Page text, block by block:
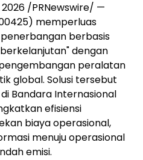
2026 /PRNewswire/ —
memperluas
berbasis
dengan
peralatan
global. Solusi tersebut
Bandara Internasional
efisiensi
biaya operasional,
menuju operasional
emisi.